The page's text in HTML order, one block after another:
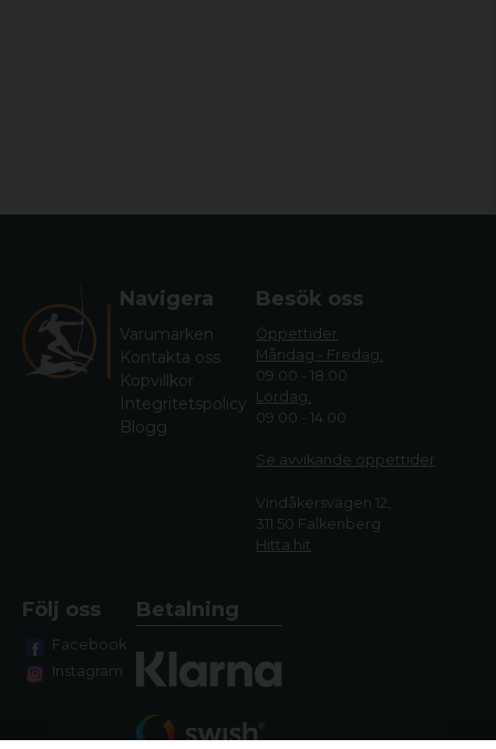
Navigera
Varumärken
Kontakta oss
Köpvillkor
Integritetspolicy
Blogg
Besök oss
Öppettider
Måndag - Fredag:
09.00 - 18.00
Lördag:
09.00 - 14.00
Se avvikande öppettider
Vindåkersvägen 12,
311 50 Falkenberg
Hitta hit
Följ oss
Facebook
Instagram
Betalning